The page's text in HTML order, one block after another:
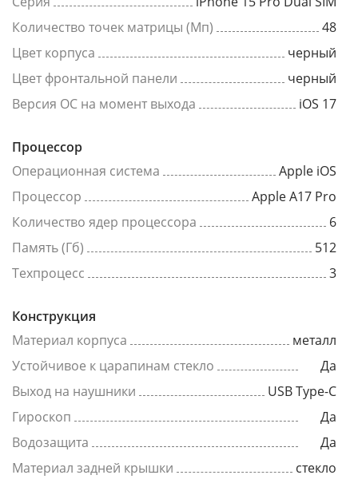
Количество точек матрицы (Мп)
48
Цвет корпуса
черный
Цвет фронтальной панели
черный
Версия ОС на момент выхода
iOS 17
Процессор
Операционная система
Apple iOS
Процессор
Apple A17 Pro
Количество ядер процессора
6
Память (Гб)
512
Техпроцесс
3
Конструкция
Материал корпуса
металл
Устойчивое к царапинам стекло
Да
Выход на наушники
USB Type-C
Гироскоп
Да
Водозащита
Да
Материал задней крышки
стекло